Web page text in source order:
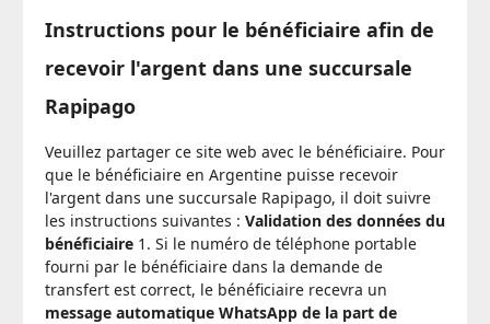
Instructions pour le bénéficiaire afin de
recevoir l'argent dans une succursale
Rapipago
Veuillez partager ce site web avec le bénéficiaire. Pour
que le bénéficiaire en Argentine puisse recevoir
l'argent dans une succursale Rapipago, il doit suivre
les instructions suivantes : Validation des données du
bénéficiaire 1. Si le numéro de téléphone portable
fourni par le bénéficiaire dans la demande de
transfert est correct, le bénéficiaire recevra un
message automatique WhatsApp de la part de